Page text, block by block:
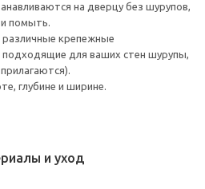
на дверцу без шурупов,
помыть.
крепежные
для ваших стен шурупы,
глубине и ширине.
и уход